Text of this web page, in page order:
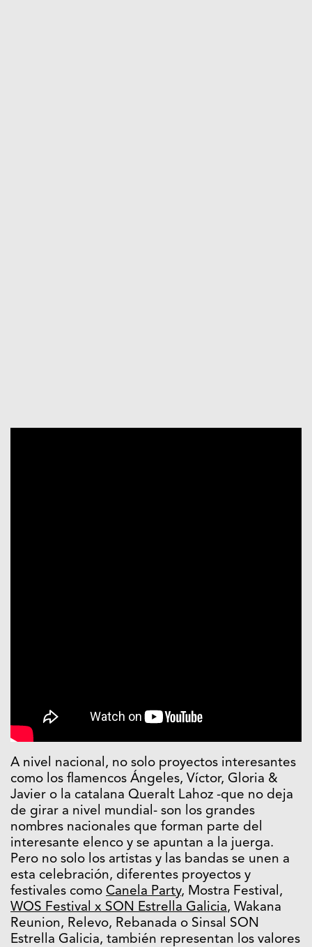
A nivel nacional, no solo proyectos interesantes
como los flamencos Ángeles, Víctor, Gloria &
Javier o la catalana Queralt Lahoz -que no deja
de girar a nivel mundial- son los grandes
nombres nacionales que forman parte del
interesante elenco y se apuntan a la juerga.
Pero no solo los artistas y las bandas se unen a
esta celebración, diferentes proyectos y
festivales como Canela Party, Mostra Festival,
WOS Festival x SON Estrella Galicia, Wakana
Reunion, Relevo, Rebanada o Sinsal SON
Estrella Galicia, también representan los valores